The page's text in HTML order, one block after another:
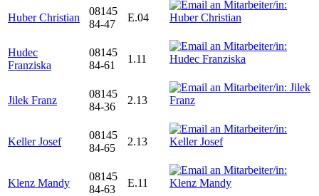
Huber Christian
08145
84-47
E.04
Hudec
Franziska
08145
84-61
1.11
Jilek Franz
08145
84-36
2.13
Keller Josef
08145
84-65
2.13
Klenz Mandy
08145
84-63
E.11